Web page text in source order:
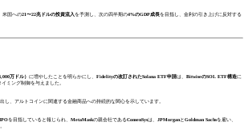
米国への21〜22兆ドルの投資流入を予測し、次の四半期の4%のGDP成長を目指し、金利の引き上げに反対する
万ドル） に増やしたことを明らかにし、 Fidelityの改訂されたSolana ETF申請は、 BitwiseのSOL ETF構造に
ミング制御を与えました。
し、アルトコインに関連する金融商品への持続的な関心を示しています。
を目指していると報じられ、 MetaMaskの親会社であるConsenSysは、 JPMorganとGoldman Sachsを雇い、